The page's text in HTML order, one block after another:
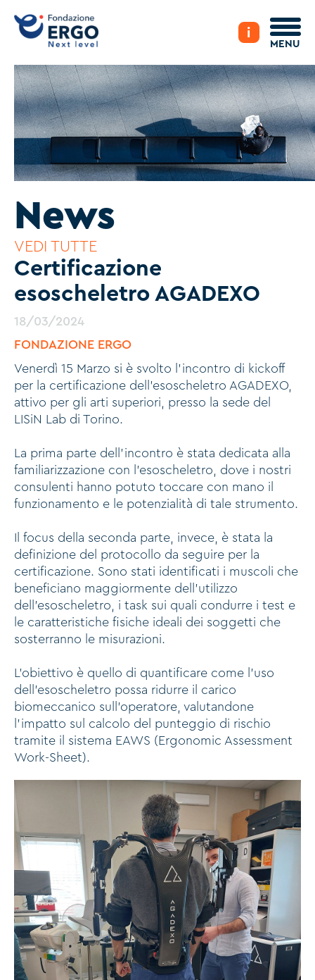
i
MENU
News
VEDI TUTTE
Certificazione
esoscheletro AGADEXO
18/03/2024
FONDAZIONE ERGO
Venerdì 15 Marzo si è svolto l’incontro di kickoff
per la certificazione dell’esoscheletro AGADEXO,
attivo per gli arti superiori, presso la sede del
LISiN Lab di Torino.
La prima parte dell’incontro è stata dedicata alla
familiarizzazione con l’esoscheletro, dove i nostri
consulenti hanno potuto toccare con mano il
funzionamento e le potenzialità di tale strumento.
Il focus della seconda parte, invece, è stata la
definizione del protocollo da seguire per la
certificazione. Sono stati identificati i muscoli che
beneficiano maggiormente dell’utilizzo
dell’esoscheletro, i task sui quali condurre i test e
le caratteristiche fisiche ideali dei soggetti che
sosterranno le misurazioni.
L’obiettivo è quello di quantificare come l’uso
dell’esoscheletro possa ridurre il carico
biomeccanico sull’operatore, valutandone
l’impatto sul calcolo del punteggio di rischio
tramite il sistema EAWS (Ergonomic Assessment
Work-Sheet).